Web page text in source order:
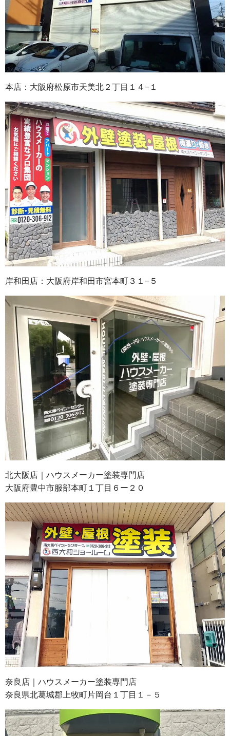
本店：大阪府松原市天美北２丁目１４−１
岸和田店：大阪府岸和田市宮本町３１−５
北大阪店｜ハウスメーカー塗装専門店
大阪府豊中市服部本町１丁目６ー２０
奈良店｜ハウスメーカー塗装専門店
奈良県北葛城郡上牧町片岡台１丁目１－５